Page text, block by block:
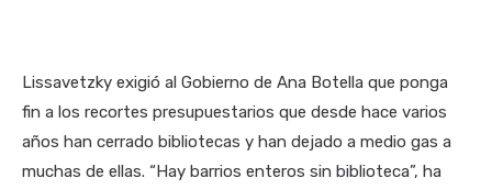
Lissavetzky exigió al Gobierno de Ana Botella que ponga
fin a los recortes presupuestarios que desde hace varios
años han cerrado bibliotecas y han dejado a medio gas a
muchas de ellas. “Hay barrios enteros sin biblioteca”, ha